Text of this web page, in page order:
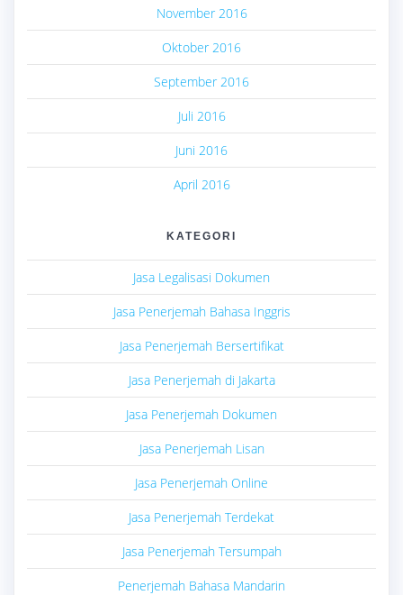
November 2016
Oktober 2016
September 2016
Juli 2016
Juni 2016
April 2016
KATEGORI
Jasa Legalisasi Dokumen
Jasa Penerjemah Bahasa Inggris
Jasa Penerjemah Bersertifikat
Jasa Penerjemah di Jakarta
Jasa Penerjemah Dokumen
Jasa Penerjemah Lisan
Jasa Penerjemah Online
Jasa Penerjemah Terdekat
Jasa Penerjemah Tersumpah
Penerjemah Bahasa Mandarin